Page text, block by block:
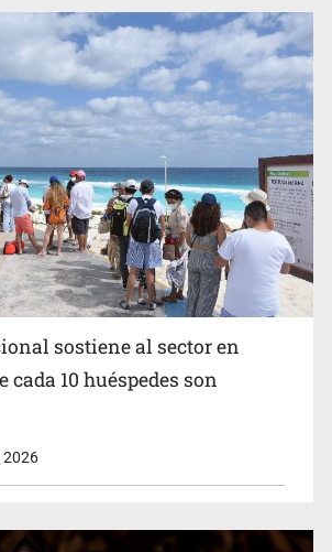
sábado inspecciones de aguacate en
como la más bella de 2026 en People
sostiene al sector en
cada 10 huéspedes son
2026